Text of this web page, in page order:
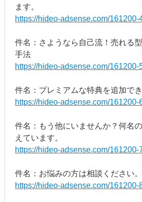
ます。
https://hideo-adsense.com/161200-
件名：さようなら自己流！売れる
手法
https://hideo-adsense.com/161200-
件名：プレミアムな特典を追加でき
https://hideo-adsense.com/161200-
件名：もう他にいませんか？何名
えています。
https://hideo-adsense.com/161200-
件名：お悩みの方は相談ください。
https://hideo-adsense.com/161200-